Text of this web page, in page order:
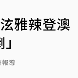
雅辣登澳
導